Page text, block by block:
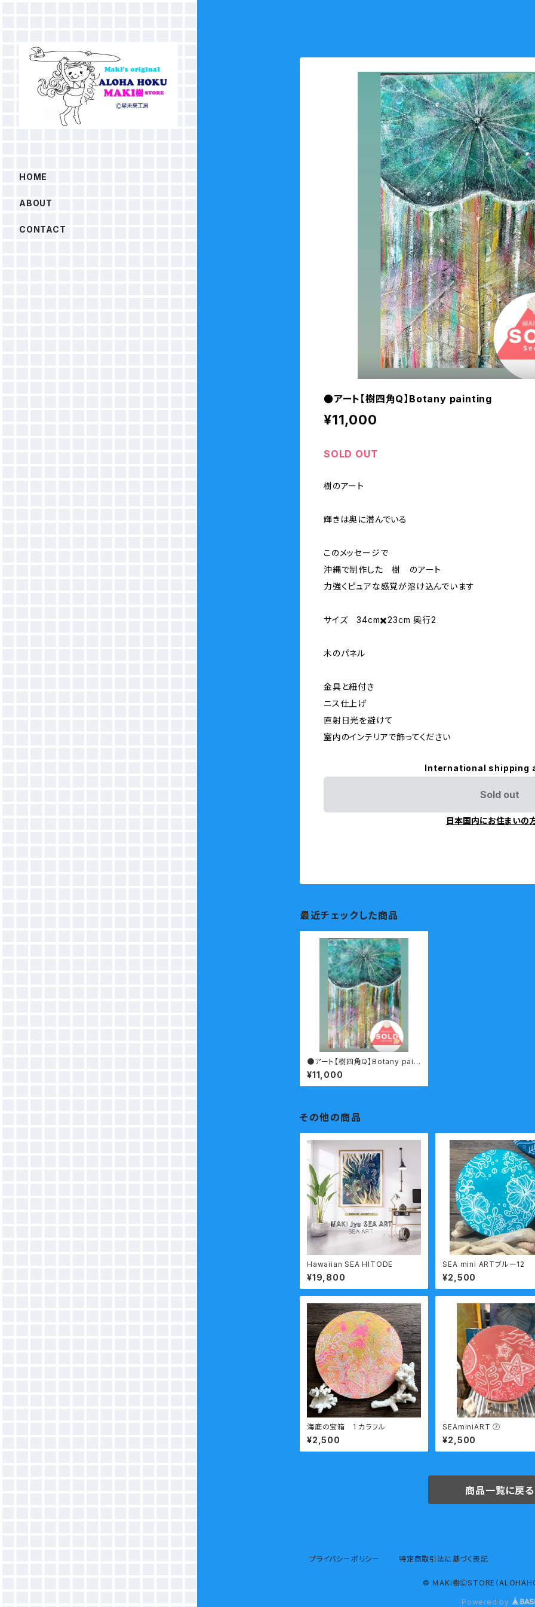
●アート【樹四角Q】Botany painting
¥11,000
SOLD OUT
樹のアート
輝きは奥に潜んでいる
このメッセージで
沖縄で制作した 樹 のアート
力強くピュアな感覚が溶け込んでいます
サイズ 34cm✖️23cm 奥行2
木のパネル
金具と紐付き
ニス仕上げ
直射日光を避けて
室内のインテリアで飾ってください
International shipping
Sold out
日本国内にお住まいの
最近チェックした商品
●アート【樹四角Q】Botany pain
ting
¥11,000
その他の商品
Hawaiian SEA HITODE
¥19,800
SEA mini ARTブルー12
¥2,500
海底の宝箱 1 カラフル
¥2,500
SEAminiART ⑦
¥2,500
商品一覧に戻る
HOME
ABOUT
CONTACT
プライバシーポリシー 特定商取引法に基づく表記
© ＭAKI樹ⒸSTORE（
Powered by